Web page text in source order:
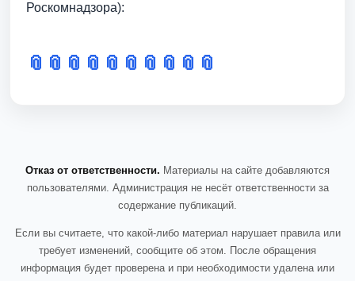
Роскомнадзора):
📎 📎 📎 📎 📎 📎 📎 📎 📎 📎
Отказ от ответственности. Материалы на сайте добавляются
пользователями. Администрация не несёт ответственности за
содержание публикаций.
Если вы считаете, что какой-либо материал нарушает правила или
требует изменений, сообщите об этом. После обращения
информация будет проверена и при необходимости удалена или